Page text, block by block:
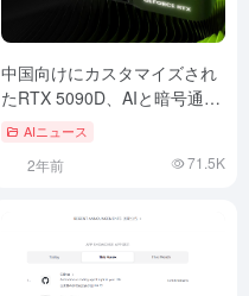
中国向けにカスタマイズされ
たRTX 5090D、AIと暗号通貨
マイニングを制限 - マルチ
AIニュース
2年前 71.5K